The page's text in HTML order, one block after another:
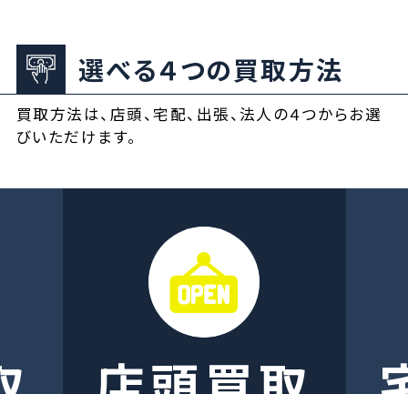
選べる４つの買取方法
買取方法は、店頭、宅配、出張、法人の４つからお選
びいただけます。